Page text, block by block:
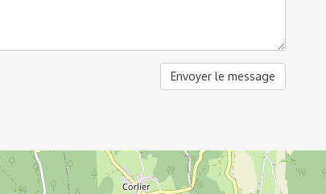
Envoyer le message